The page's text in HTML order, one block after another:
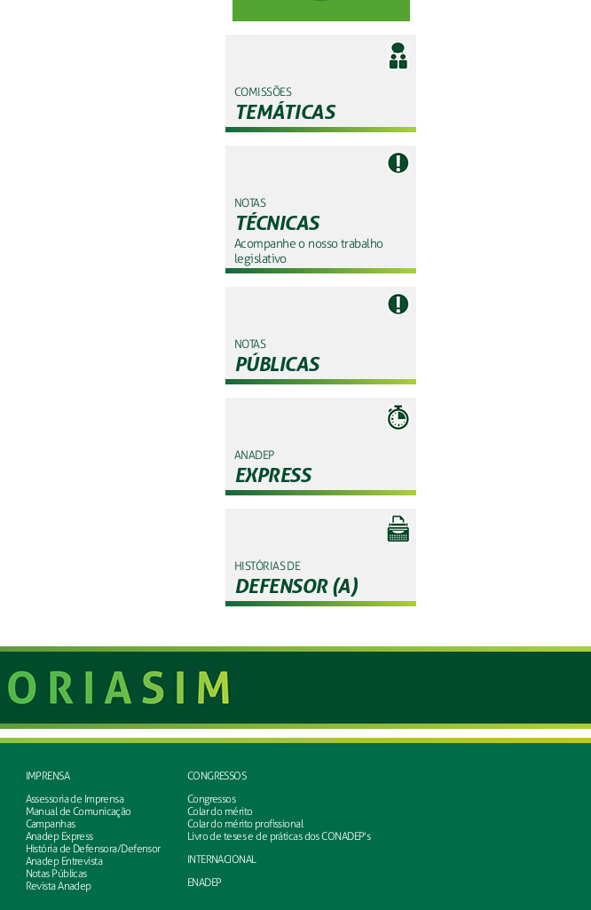
COMISSÕES
TEMÁTICAS
NOTAS
TÉCNICAS
Acompanhe o nosso trabalho
legislativo
NOTAS
PÚBLICAS
ANADEP
EXPRESS
HISTÓRIAS DE
DEFENSOR (A)
IMPRENSA
Assessoria de Imprensa
Manual de Comunicação
Campanhas
Anadep Express
História de Defensora/Defensor
Anadep Entrevista
Notas Públicas
Revista Anadep
CONGRESSOS
Congressos
Colar do mérito
Colar do mérito profissional
Livro de teses e de práticas dos CONADEP's
INTERNACIONAL
ENADEP